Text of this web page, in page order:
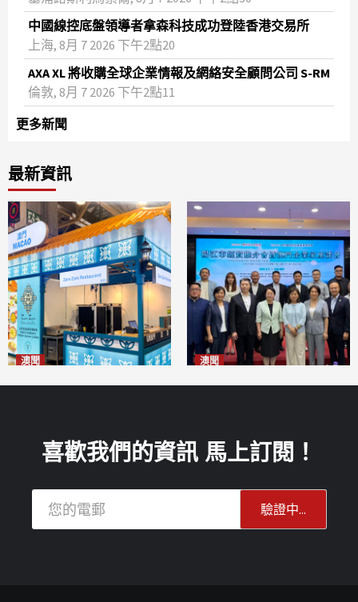
中國線控底盤領導者拿森科技成功登陸香港交易所
上海, 8月 7 2026 下午2點20
AXA XL 將收購全球企業情報及網絡安全顧問公司 S-RM
倫敦, 8月 7 2026 下午2點11
更多新聞
最新資訊
澳聞 澳聞
喜歡我們的資訊 馬上訂閱！